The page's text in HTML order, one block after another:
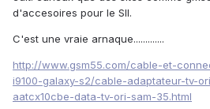
d'accesoires pour le SII.
C'est une vraie arnaque.............
http://www.gsm55.com/cable-et-
i9100-galaxy-s2/cable-adaptateur-tv-
aatcx10cbe-data-tv-ori-sam-35.html